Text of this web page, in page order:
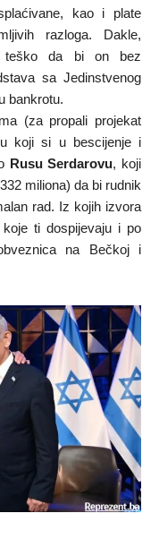
kao i plate
razloga. Dakle,
teško da bi on bez
sa Jedinstvenog
bankrotu.
(za propali projekat
koji si u bescijenje i
Rusu Serdarovu, koji
miliona) da bi rudnik
rad. Iz kojih izvora
ti dospijevaju i po
na Bečkoj i